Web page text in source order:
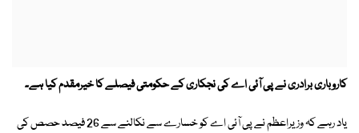
کاروباری برادری نے پی آئی اے کی نجکاری کے حکومتی فیصلے کا خیرمقدم کیا ہے۔
یاد رہے کہ وزیراعظم نے پی آئی اے کو خسارے سے نکالنے سے 26 فیصد حصص کی